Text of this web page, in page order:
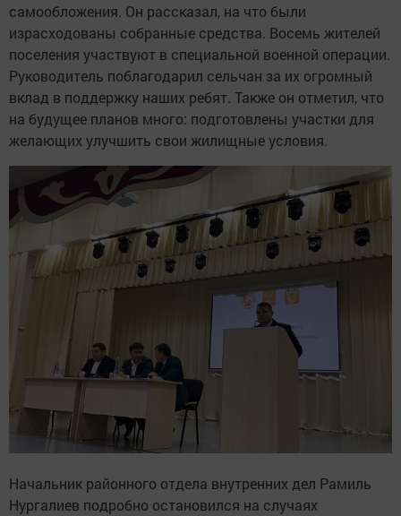
самообложения. Он рассказал, на что были
израсходованы собранные средства. Восемь жителей
поселения участвуют в специальной военной операции.
Руководитель поблагодарил сельчан за их огромный
вклад в поддержку наших ребят. Также он отметил, что
на будущее планов много: подготовлены участки для
желающих улучшить свои жилищные условия.
Начальник районного отдела внутренних дел Рамиль
Нургалиев подробно остановился на случаях